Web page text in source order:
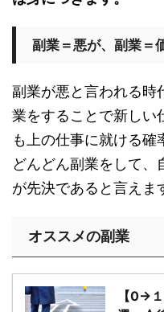
副業＝悪が、副業＝
副業が悪と言われる時
業をすることで新しい
も上の仕事に就ける確
どんどん副業をして、
が先決であると言えま
オススメの副業
【0→